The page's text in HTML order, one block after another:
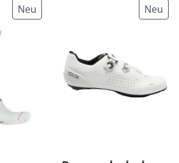
Neu Neu